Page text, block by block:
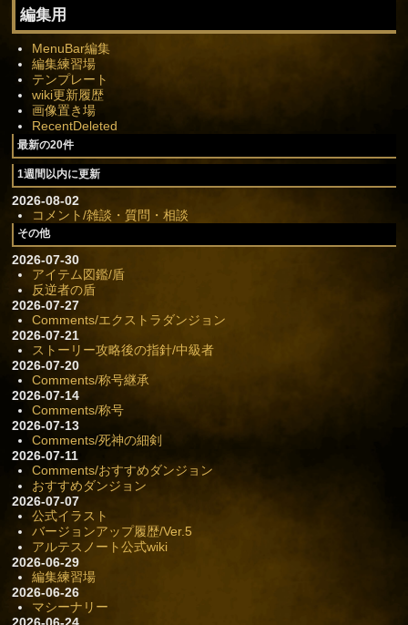
編集用
MenuBar編集
編集練習場
テンプレート
wiki更新履歴
画像置き場
RecentDeleted
最新の20件
1週間以内に更新
2026-08-02
コメント/雑談・質問・相談
その他
2026-07-30
アイテム図鑑/盾
反逆者の盾
2026-07-27
Comments/エクストラダンジョン
2026-07-21
ストーリー攻略後の指針/中級者
2026-07-20
Comments/称号継承
2026-07-14
Comments/称号
2026-07-13
Comments/死神の細剣
2026-07-11
Comments/おすすめダンジョン
おすすめダンジョン
2026-07-07
公式イラスト
バージョンアップ履歴/Ver.5
アルテスノート公式wiki
2026-06-29
編集練習場
2026-06-26
マシーナリー
2026-06-24